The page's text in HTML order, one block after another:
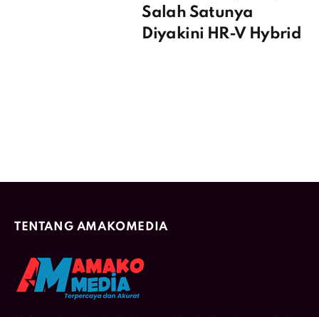
Salah Satunya
Diyakini HR-V Hybrid
TENTANG AMAKOMEDIA